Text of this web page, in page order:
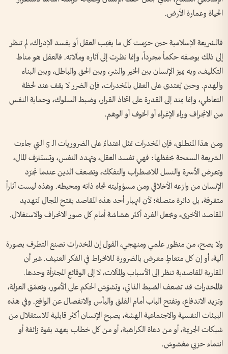
الحياة وعمارة الأرض.
فالشريعة الإسلامية حين حرّمت كل ما يغيّب العقل أو يفسد الإدراك، لم تنظر
إلى ذلك بوصفه حكماً مجرداً، وإنما نظرت إلى آثاره ومآلاته. فالعقل هو مناط
التكليف، وبه يميز الإنسان بين الخير والشر، وبين الحق والباطل، وبين البناء
والهدم. وحين يُعتدى على العقل بالمخدرات، فإن الضرر لا يقف عند لحظة
التعاطي، وإنما يمتد إلى القدرة على اتخاذ القرار، وضبط السلوك، وحماية النفس
من الانجراف وراء الإغراء أو الخوف أو الوهم.
ومن هذا المنطلق، فإن المخدرات تمثل اعتداءً على الضروريات الـ 5 التي جاءت
الشريعة السمحة بحفظها: فهي تفسد العقل، وتهدد النفس، وتستنزف المال،
وتعرض الأسرة والنسل للاضطراب والتفكك، وتضعف الدين عندما تجرّد
الإنسان من وازعه الأخلاقي ومن مسؤوليته تجاه ذاته ومحيطه. وهذه ليست آثاراً
متفرقة، بل دائرة متصلة؛ لأن انهيار أحد هذه المقاصد يفتح المجال لتهديد
المقاصد الأخرى، ويجعل الفرد أكثر هشاشة أمام كل صور الانحراف والاستغلال.
ولا يصح، من منظور علمي ومنهجي، القول إن المخدرات تصنع التطرف بصورة
آلية، أو إن كل متعاطٍ معرض بالضرورة للانخراط في الفكر العنيف. غير أن
المقاربة المقاصدية تنظر إلى الأسباب والمآلات، لا إلى الوقائع المجتزأة وحدها.
فالمخدرات قد تضعف الضبط الذاتي، وتشوّش الحكم على الأمور، وتعمّق العزلة،
وتزيد الاندفاع، وتفتح الباب أمام القلق واليأس والانفصال عن الواقع. وفي هذه
البيئات النفسية والاجتماعية الهشة، يصبح الإنسان أكثر قابلية للاستغلال من
شبكات الجريمة، أو من دعاة الكراهية، أو من كل خطاب يعهد بقوة زائفة أو
انتماء حزبي مغشوش.